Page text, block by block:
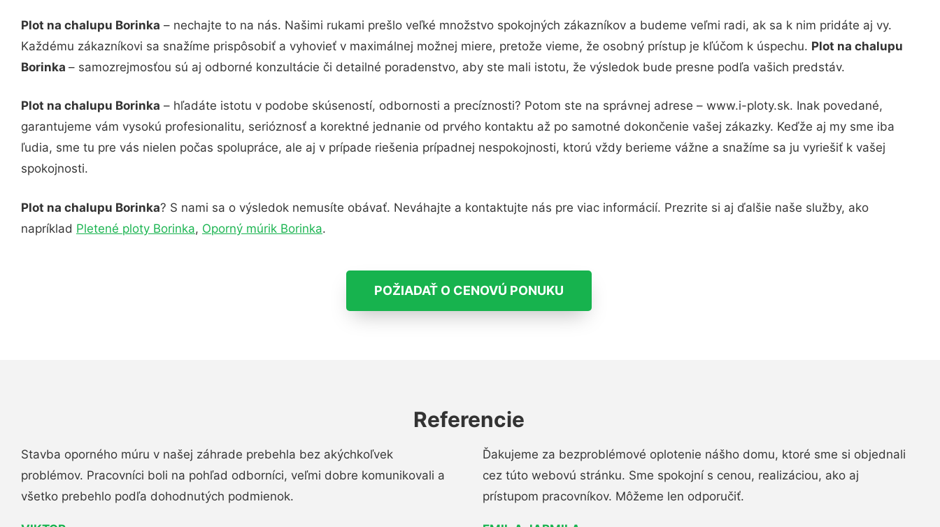
Plot na chalupu Borinka – nechajte to na nás. Našimi rukami prešlo veľké množstvo spokojných zákazníkov a budeme veľmi radi, ak sa k nim pridáte aj vy.
Každému zákazníkovi sa snažíme prispôsobiť a vyhovieť v maximálnej možnej miere, pretože vieme, že osobný prístup je kľúčom k úspechu. Plot na chalupu
Borinka – samozrejmosťou sú aj odborné konzultácie či detailné poradenstvo, aby ste mali istotu, že výsledok bude presne podľa vašich predstáv.
Plot na chalupu Borinka – hľadáte istotu v podobe skúseností, odbornosti a precíznosti? Potom ste na správnej adrese – www.i-ploty.sk. Inak povedané,
garantujeme vám vysokú profesionalitu, serióznosť a korektné jednanie od prvého kontaktu až po samotné dokončenie vašej zákazky. Keďže aj my sme iba
ľudia, sme tu pre vás nielen počas spolupráce, ale aj v prípade riešenia prípadnej nespokojnosti, ktorú vždy berieme vážne a snažíme sa ju vyriešiť k vašej
spokojnosti.
Plot na chalupu Borinka? S nami sa o výsledok nemusíte obávať. Neváhajte a kontaktujte nás pre viac informácií. Prezrite si aj ďalšie naše služby, ako
napríklad Pletené ploty Borinka, Oporný múrik Borinka.
POŽIADAŤ O CENOVÚ PONUKU
Referencie
Stavba oporného múru v našej záhrade prebehla bez akýchkoľvek
problémov. Pracovníci boli na pohľad odborníci, veľmi dobre komunikovali a
všetko prebehlo podľa dohodnutých podmienok.
Ďakujeme za bezproblémové oplotenie nášho domu, ktoré sme si objednali
cez túto webovú stránku. Sme spokojní s cenou, realizáciou, ako aj
prístupom pracovníkov. Môžeme len odporučiť.